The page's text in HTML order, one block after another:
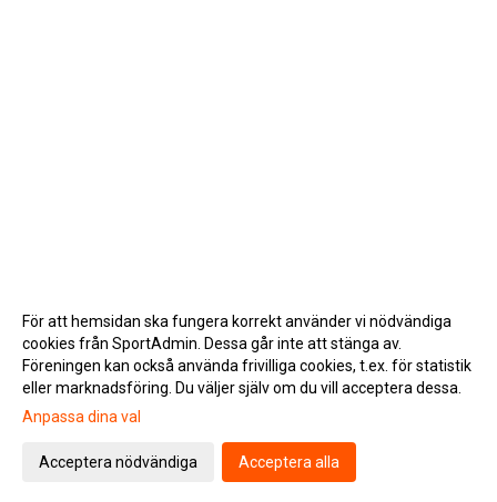
Gå till Webbversion
För att hemsidan ska fungera korrekt använder vi nödvändiga
cookies från SportAdmin. Dessa går inte att stänga av.
Föreningen kan också använda frivilliga cookies, t.ex. för statistik
eller marknadsföring. Du väljer själv om du vill acceptera dessa.
Anpassa dina val
Acceptera nödvändiga Acceptera alla